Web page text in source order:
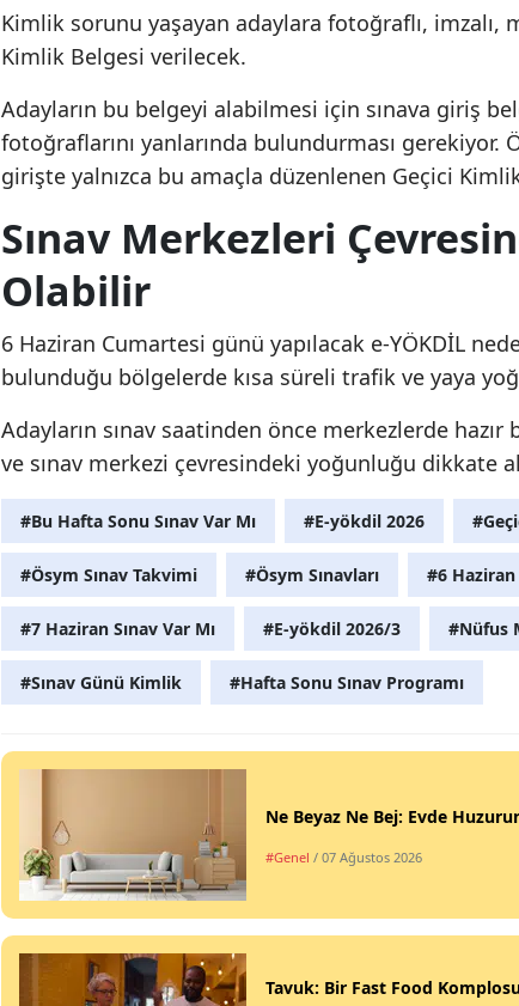
Kimlik sorunu yaşayan adaylara fotoğraflı, imzalı,
Kimlik Belgesi verilecek.
Adayların bu belgeyi alabilmesi için sınava giriş
fotoğraflarını yanlarında bulundurması gerekiyor.
girişte yalnızca bu amaçla düzenlenen Geçici
Sınav Merkezleri
Olabilir
6 Haziran Cumartesi günü yapılacak e-YÖKDİL
bulunduğu bölgelerde kısa süreli trafik ve yaya
Adayların sınav saatinden önce merkezlerde
ve sınav merkezi çevresindeki yoğunluğu dikkate
#Bu Hafta Sonu Sınav Var Mı #E-yökdil 2026
#Ösym Sınav Takvimi #Ösym Sınavları #6 Haziran
#7 Haziran Sınav Var Mı #E-yökdil 2026/3 #Nüfus
#Sınav Günü Kimlik #Hafta Sonu Sınav Programı
Ne Beyaz Ne Bej: Evde
#Genel / 07 Ağustos 2026
Tavuk: Bir Fast Food